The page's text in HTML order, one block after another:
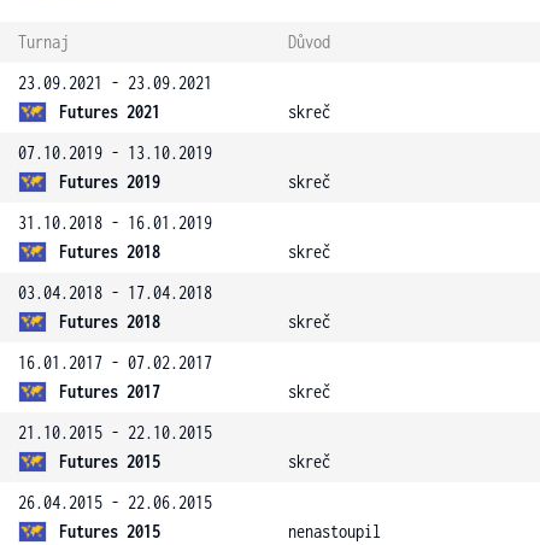
Turnaj
Důvod
23.09.2021 - 23.09.2021
Futures 2021
skreč
07.10.2019 - 13.10.2019
Futures 2019
skreč
31.10.2018 - 16.01.2019
Futures 2018
skreč
03.04.2018 - 17.04.2018
Futures 2018
skreč
16.01.2017 - 07.02.2017
Futures 2017
skreč
21.10.2015 - 22.10.2015
Futures 2015
skreč
26.04.2015 - 22.06.2015
Futures 2015
nenastoupil